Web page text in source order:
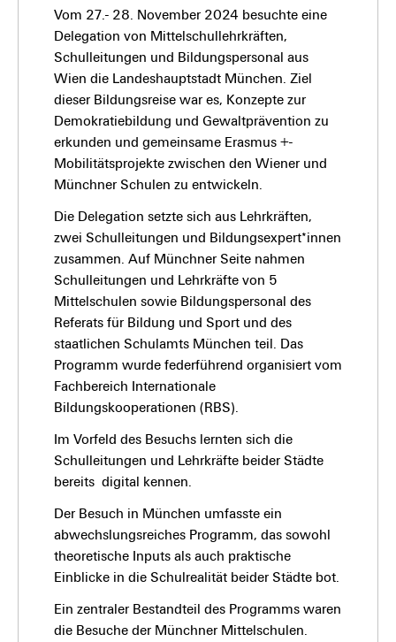
Vom 27.- 28. November 2024 besuchte eine
Delegation von Mittelschullehrkräften,
Schulleitungen und Bildungspersonal aus
Wien die Landeshauptstadt München. Ziel
dieser Bildungsreise war es, Konzepte zur
Demokratiebildung und Gewaltprävention zu
erkunden und gemeinsame Erasmus +-
Mobilitätsprojekte zwischen den Wiener und
Münchner Schulen zu entwickeln.
Die Delegation setzte sich aus Lehrkräften,
zwei Schulleitungen und Bildungsexpert*innen
zusammen. Auf Münchner Seite nahmen
Schulleitungen und Lehrkräfte von 5
Mittelschulen sowie Bildungspersonal des
Referats für Bildung und Sport und des
staatlichen Schulamts München teil. Das
Programm wurde federführend organisiert vom
Fachbereich Internationale
Bildungskooperationen (RBS).
Im Vorfeld des Besuchs lernten sich die
Schulleitungen und Lehrkräfte beider Städte
bereits digital kennen.
Der Besuch in München umfasste ein
abwechslungsreiches Programm, das sowohl
theoretische Inputs als auch praktische
Einblicke in die Schulrealität beider Städte bot.
Ein zentraler Bestandteil des Programms waren
die Besuche der Münchner Mittelschulen.